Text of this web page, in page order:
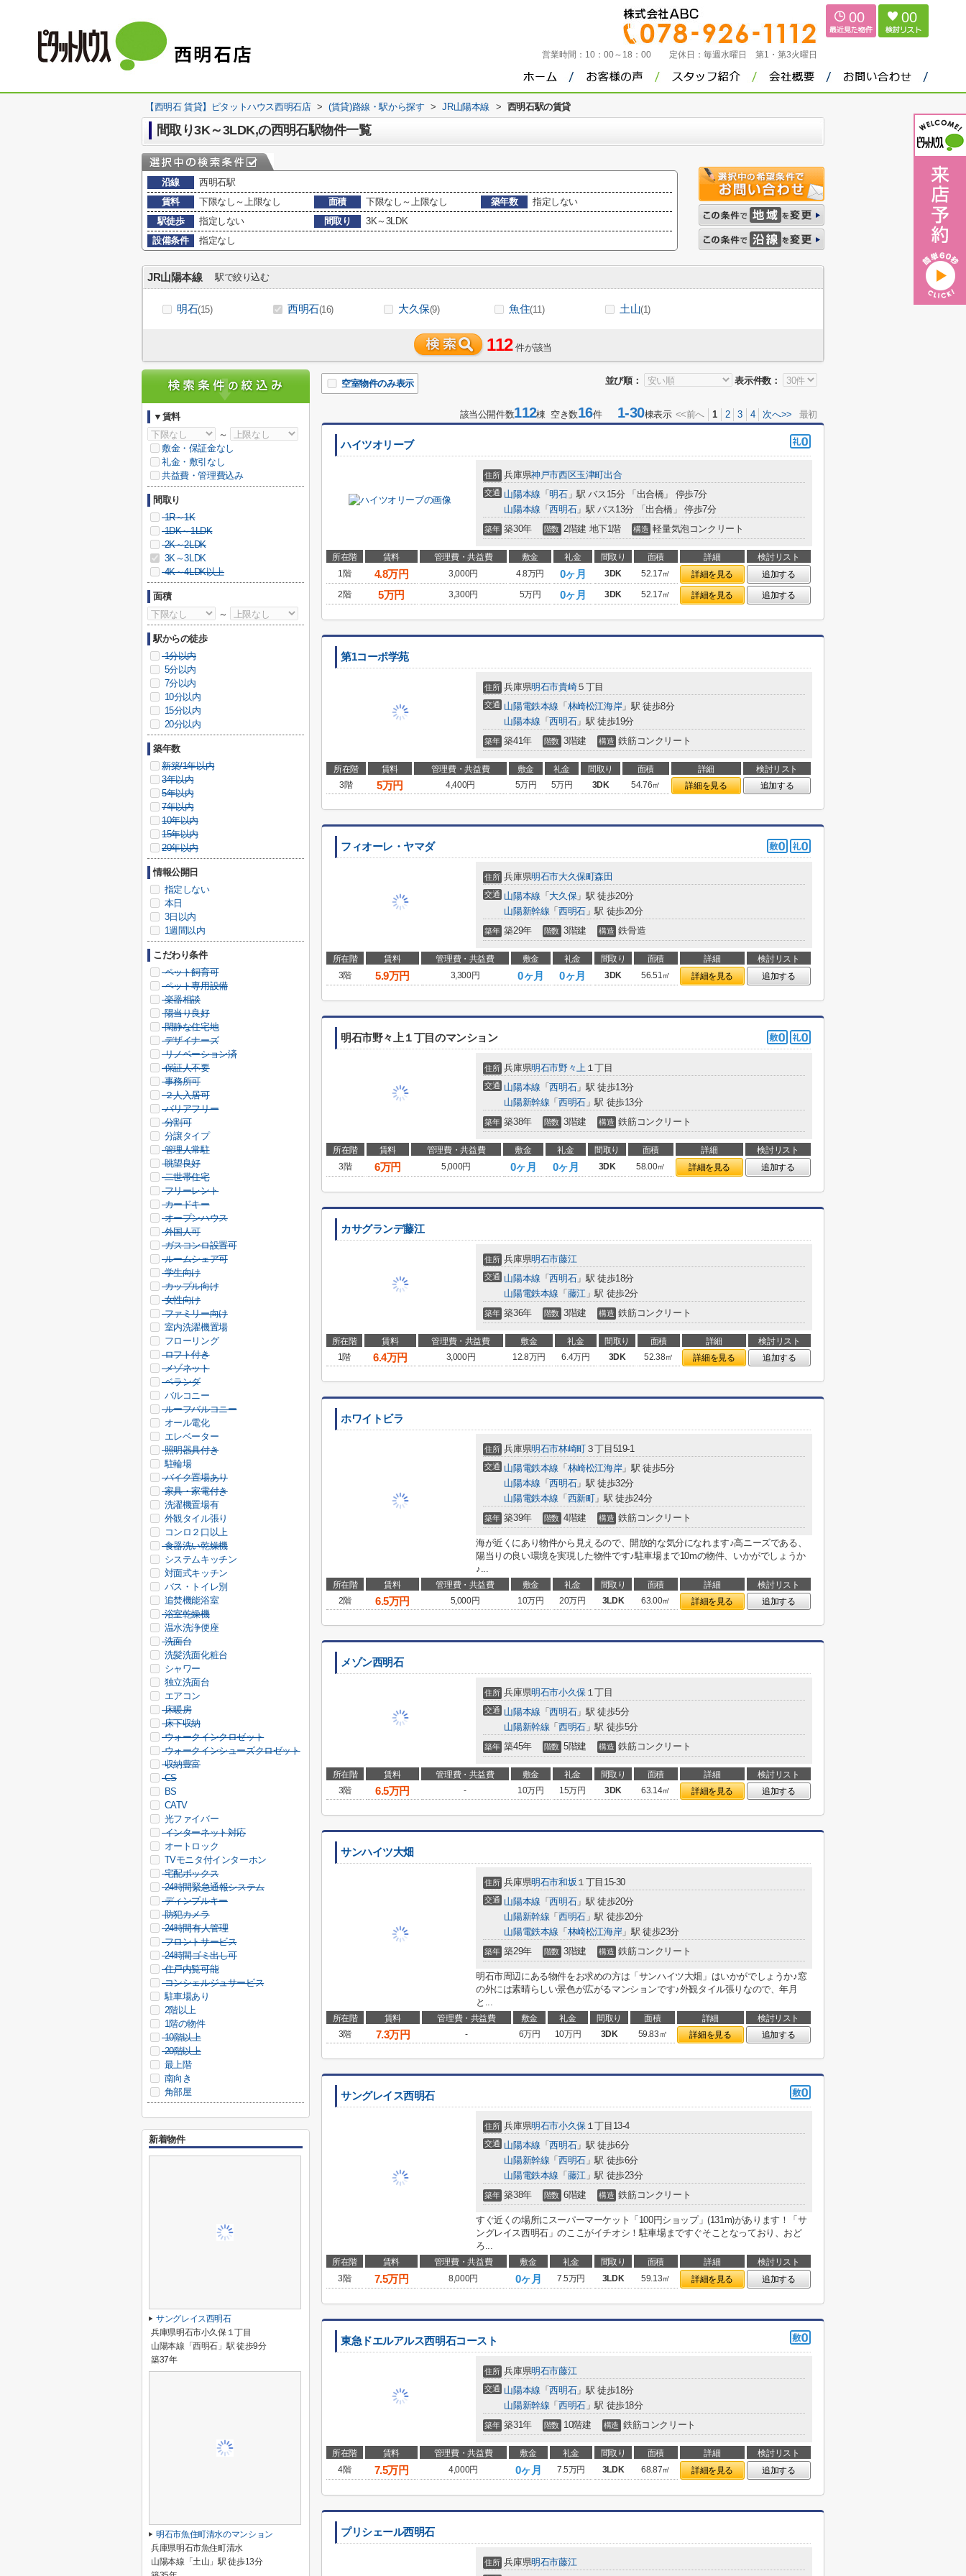
営業時間： 10：00～18：00 定休日： 毎週水曜日 第1・第3火曜日
00 00
【西明石 賃貸】ピタットハウス西明石店 > (賃貸)路線・駅から探す > JR山陽本線 > 西明石駅の賃貸
間取り3K～3LDK,の西明石駅物件一覧
沿線
西明石駅
賃料
下限なし～上限なし 面積 下限なし～上限なし 築年数
指定しない
駅徒歩
指定しない 間取り
3K～3LDK
設備条件
指定なし
JR山陽本線 駅で絞り込む
明石(15) 西明石(16) 大久保(9) 魚住(11) 土山(1)
112 件が該当
並び順： 表示件数：
空室物件のみ表示
該当公開件数112棟 空き数16件1-30棟表示 <<前へ 1 2 3 4 次へ>> 最初
ハイツオリーブ
住所 兵庫県神戸市西区玉津町出合
交通 山陽本線 「明石」駅 バス15分 「出合橋」 停歩7分
山陽本線 「西明石」駅 バス13分 「出合橋」 停歩7分
築年 築30年 階数 2階建 地下1階 構造 軽量気泡コンクリート
所在階 賃料 管理費・共益費 敷金 礼金 間取り 面積 詳細
検討リスト
1階
4.8万円 3,000円 4.8万円 0ヶ月 3DK 52.17㎡ 詳細を見る
追加する
2階
5万円 3,300円 5万円 0ヶ月 3DK 52.17㎡ 詳細を見る 追加する
第1コーポ学苑
住所 兵庫県明石市貴崎５丁目
交通 山陽電鉄本線 「 林崎松江海岸」駅 徒歩8分
山陽本線 「西明石」駅 徒歩19分
築年 築41年 階数 3階建 構造 鉄筋コンクリート
所在階 賃料 管理費・共益費 敷金 礼金 間取り 面積 詳細
検討リスト
3階
5万円 4,400円 5万円 5万円 3DK 54.76㎡ 詳細を見る 追加する
フィオーレ・ヤマダ
住所 兵庫県明石市大久保町森田
交通 山陽本線 「 大久保」駅 徒歩20分
山陽新幹線 「 西明石」駅 徒歩20分
築年 築29年 階数 3階建 構造 鉄骨造
所在階 賃料 管理費・共益費 敷金 礼金 間取り 面積 詳細
検討リスト
3階
5.9万円 3,300円 0ヶ月 0ヶ月 3DK 56.51㎡ 詳細を見る 追加する
明石市野々上１丁目のマンション
住所 兵庫県明石市野々上１丁目
交通 山陽本線 「西明石」駅 徒歩13分
山陽新幹線 「 西明石」駅 徒歩13分
築年 築38年 階数 3階建 構造 鉄筋コンクリート
所在階 賃料 管理費・共益費 敷金 礼金 間取り 面積 詳細
検討リスト
3階
6万円 5,000円 0ヶ月 0ヶ月 3DK 58.00㎡ 詳細を見る 追加する
カサグランデ藤江
住所 兵庫県明石市藤江
交通 山陽本線 「西明石」駅 徒歩18分
山陽電鉄本線 「 藤江」駅 徒歩2分
築年 築36年 階数 3階建 構造 鉄筋コンクリート
所在階 賃料 管理費・共益費 敷金 礼金 間取り 面積 詳細
検討リスト
1階
6.4万円 3,000円 12.8万円 6.4万円 3DK 52.38㎡ 詳細を見る 追加する
ホワイトビラ
住所 兵庫県明石市林崎町３丁目519-1
交通 山陽電鉄本線 「 林崎松江海岸」駅 徒歩5分
山陽本線 「西明石」駅 徒歩32分
山陽電鉄本線 「 西新町」駅 徒歩24分
築年 築39年 階数 4階建 構造 鉄筋コンクリート
海が近くにあり物件から見えるので、開放的な気分になれます♪高ニーズである、
陽当りの良い環境を実現した物件です♪駐車場まで10mの物件、いかがでしょうか
♪...
所在階 賃料 管理費・共益費 敷金 礼金 間取り 面積 詳細
検討リスト
2階
6.5万円 5,000円 10万円 20万円 3LDK 63.00㎡ 詳細を見る 追加する
メゾン西明石
住所 兵庫県明石市小久保１丁目
交通 山陽本線 「西明石」駅 徒歩5分
山陽新幹線 「 西明石」駅 徒歩5分
築年 築45年 階数 5階建 構造 鉄筋コンクリート
所在階 賃料 管理費・共益費 敷金 礼金 間取り 面積 詳細
検討リスト
3階
6.5万円 - 10万円 15万円 3DK 63.14㎡ 詳細を見る 追加する
サンハイツ大畑
住所 兵庫県明石市和坂 １丁目15-30
交通 山陽本線 「西明石」駅 徒歩20分
山陽新幹線 「 西明石」駅 徒歩20分
山陽電鉄本線 「 林崎松江海岸」駅 徒歩23分
築年 築29年 階数 3階建 構造 鉄筋コンクリート
明石市周辺にある物件をお求めの方は「サンハイツ大畑」はいかがでしょうか♪窓
の外には素晴らしい景色が広がるマンションです♪外観タイル張りなので、年月
と...
所在階 賃料 管理費・共益費 敷金 礼金 間取り 面積 詳細
検討リスト
3階
7.3万円 - 6万円 10万円 3DK 59.83㎡ 詳細を見る 追加する
サングレイス西明石
住所 兵庫県明石市小久保１丁目13-4
交通 山陽本線 「西明石」駅 徒歩6分
山陽新幹線 「 西明石」駅 徒歩6分
山陽電鉄本線 「 藤江」駅 徒歩23分
築年 築38年 階数 6階建 構造 鉄筋コンクリート
すぐ近くの場所にスーパーマーケット「100円ショップ」(131m)があります！「サ
ングレイス西明石」のここがイチオシ！駐車場まですぐそことなっており、おど
ろ...
所在階 賃料 管理費・共益費 敷金 礼金 間取り 面積 詳細
検討リスト
3階
7.5万円 8,000円 0ヶ月 7.5万円 3LDK 59.13㎡ 詳細を見る 追加する
東急ドエルアルス西明石コースト
住所 兵庫県明石市藤江
交通 山陽本線 「西明石」駅 徒歩18分
山陽新幹線 「 西明石」駅 徒歩18分
築年 築31年 階数 10階建 構造 鉄筋コンクリート
所在階 賃料 管理費・共益費 敷金 礼金 間取り 面積 詳細
検討リスト
4階
7.5万円 4,000円 0ヶ月 7.5万円 3LDK 68.87㎡ 詳細を見る 追加する
プリシェール西明石
住所 兵庫県明石市藤江
▼賃料
～
敷金・保証金なし
礼金・敷引なし
共益費・管理費込み
間取り
1R～1K
1DK～1LDK
2K～2LDK
3K～3LDK
4K～4LDK以上
面積
～
駅からの徒歩
1分以内
5分以内
7分以内
10分以内
15分以内
20分以内
築年数
新築/1年以内
3年以内
5年以内
7年以内
10年以内
15年以内
20年以内
情報公開日
指定しない
本日
3日以内
1週間以内
こだわり条件
ペット飼育可
ペット専用設備
楽器相談
陽当り良好
閑静な住宅地
デザイナーズ
リノベーション済
保証人不要
事務所可
２人入居可
バリアフリー
分割可
分譲タイプ
管理人常駐
眺望良好
二世帯住宅
フリーレント
カードキー
オープンハウス
外国人可
ガスコンロ設置可
ルームシェア可
学生向け
カップル向け
女性向け
ファミリー向け
室内洗濯機置場
フローリング
ロフト付き
メゾネット
ベランダ
バルコニー
ルーフバルコニー
オール電化
エレベーター
照明器具付き
駐輪場
バイク置場あり
家具・家電付き
洗濯機置場有
外観タイル張り
コンロ２口以上
食器洗い乾燥機
システムキッチン
対面式キッチン
バス・トイレ別
追焚機能浴室
浴室乾燥機
温水洗浄便座
洗面台
洗髪洗面化粧台
シャワー
独立洗面台
エアコン
床暖房
床下収納
ウォークインクロゼット
ウォークインシューズクロゼット
収納豊富
CS
BS
CATV
光ファイバー
インターネット対応
オートロック
TVモニタ付インターホン
宅配ボックス
24時間緊急通報システム
ディンプルキー
防犯カメラ
24時間有人管理
フロントサービス
24時間ゴミ出し可
住戸内覧可能
コンシェルジュサービス
駐車場あり
2階以上
1階の物件
10階以上
20階以上
最上階
南向き
角部屋
新着物件
サングレイス西明石
兵庫県明石市小久保１丁目
山陽本線「西明石」駅 徒歩9分
築37年
明石市魚住町清水のマンション
兵庫県明石市魚住町清水
山陽本線「土山」駅 徒歩13分